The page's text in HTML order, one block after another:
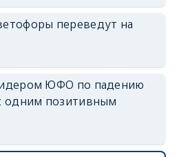
переведут на
ЮФО по падению
одним позитивным